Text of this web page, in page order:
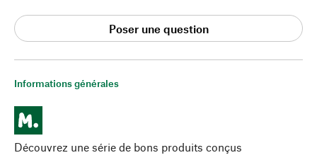
Informations générales
Découvrez une série de bons produits conçus
Poser une question